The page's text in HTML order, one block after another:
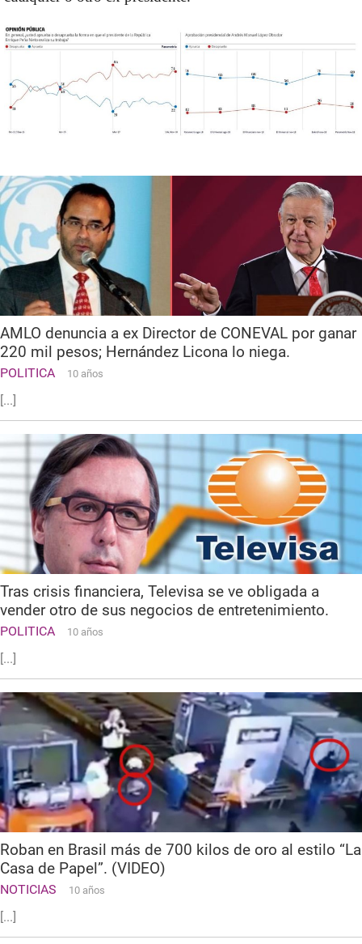
AMLO denuncia a ex Director de CONEVAL por ganar
220 mil pesos; Hernández Licona lo niega.
POLITICA 10 años
[...]
Tras crisis financiera, Televisa se ve obligada a
vender otro de sus negocios de entretenimiento.
POLITICA 10 años
[...]
Roban en Brasil más de 700 kilos de oro al estilo “La
Casa de Papel”. (VIDEO)
NOTICIAS 10 años
[...]